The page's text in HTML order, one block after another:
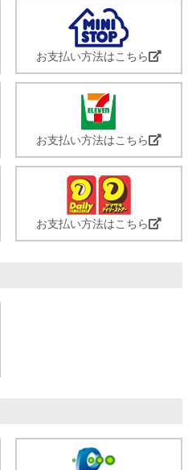
お支払い方法はこちら
お支払い方法はこちら
お支払い方法はこちら